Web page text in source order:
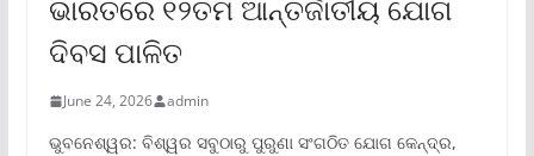
ଭାରତରେ ୧୨ତମ ଆନ୍ତର୍ଜାତୀୟ ଯୋଗ
ଦିବସ ପାଳିତ
June 24, 2026 admin
ଭୁବନେଶ୍ୱର: ବିଶ୍ୱର ସବୁଠାରୁ ପୁରୁଣା ସଂଗଠିତ ଯୋଗ କେନ୍ଦ୍ର,